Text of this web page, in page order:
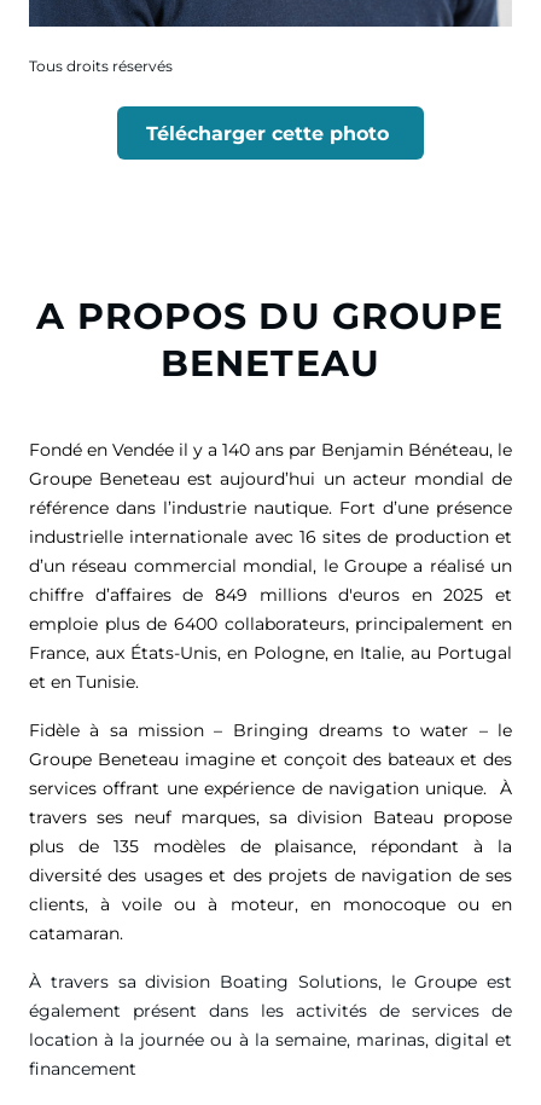
Tous droits réservés
Télécharger cette photo
A PROPOS DU GROUPE
BENETEAU
Fondé en Vendée il y a 140 ans par Benjamin Bénéteau, le
Groupe Beneteau est aujourd’hui un acteur mondial de
référence dans l’industrie nautique. Fort d’une présence
industrielle internationale avec 16 sites de production et
d’un réseau commercial mondial, le Groupe a réalisé un
chiffre d’affaires de 849 millions d'euros en 2025 et
emploie plus de 6400 collaborateurs, principalement en
France, aux États-Unis, en Pologne, en Italie, au Portugal
et en Tunisie.
Fidèle à sa mission – Bringing dreams to water – le
Groupe Beneteau imagine et conçoit des bateaux et des
services offrant une expérience de navigation unique. À
travers ses neuf marques, sa division Bateau propose
plus de 135 modèles de plaisance, répondant à la
diversité des usages et des projets de navigation de ses
clients, à voile ou à moteur, en monocoque ou en
catamaran.
À travers sa division Boating Solutions, le Groupe est
également présent dans les activités de services de
location à la journée ou à la semaine, marinas, digital et
financement